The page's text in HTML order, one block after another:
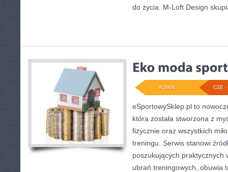
do życia. M-Loft Design
CZE -
ADMIN
eSportowySklep.pl to
która została stworzona z
fizycznie oraz wszystkich
treningu. Serwis stanowi
poszukujących praktycznych
ubrań treningowych, obuwia